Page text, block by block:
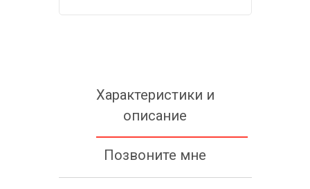
Характеристики и
описание
Позвоните мне